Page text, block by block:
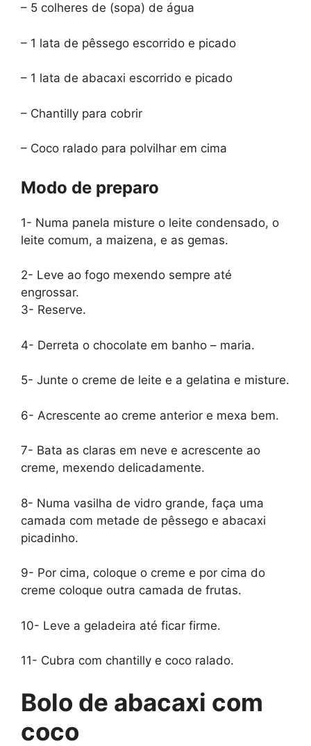
– 5 colheres de (sopa) de água
– 1 lata de pêssego escorrido e picado
– 1 lata de abacaxi escorrido e picado
– Chantilly para cobrir
– Coco ralado para polvilhar em cima
Modo de preparo
1- Numa panela misture o leite condensado, o
leite comum, a maizena, e as gemas.
2- Leve ao fogo mexendo sempre até
engrossar.
3- Reserve.
4- Derreta o chocolate em banho – maria.
5- Junte o creme de leite e a gelatina e misture.
6- Acrescente ao creme anterior e mexa bem.
7- Bata as claras em neve e acrescente ao
creme, mexendo delicadamente.
8- Numa vasilha de vidro grande, faça uma
camada com metade de pêssego e abacaxi
picadinho.
9- Por cima, coloque o creme e por cima do
creme coloque outra camada de frutas.
10- Leve a geladeira até ficar firme.
11- Cubra com chantilly e coco ralado.
Bolo de abacaxi com
coco